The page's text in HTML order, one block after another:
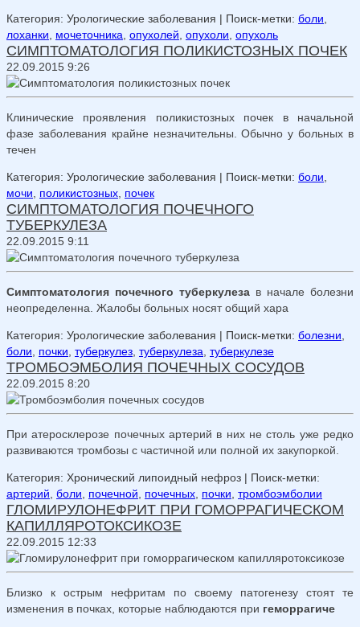
Категория: Урологические заболевания | Поиск-метки: боли
лоханки
мочеточника опухолей опухоли опухоль
СИМПТОМАТОЛОГИЯ ПОЛИКИСТОЗНЫХ ПОЧЕК
22.09.2015 9:26
Клинические проявления поликистозных почек в начальной
фазе заболевания крайне незначительны. Обычно у больных в
течен
Категория: Урологические заболевания | Поиск-метки: боли
мочи
поликистозных почек
СИМПТОМАТОЛОГИЯ ПОЧЕЧНОГО
ТУБЕРКУЛЕЗА
22.09.2015 9:11
Симптоматология почечного туберкулеза в начале болезни
неопределенна. Жалобы больных носят общий хара
Категория: Урологические заболевания | Поиск-метки: болезни
боли
почки туберкулез туберкулеза туберкулезе
ТРОМБОЭМБОЛИЯ ПОЧЕЧНЫХ СОСУДОВ
22.09.2015 8:20
При атеросклерозе почечных артерий в них не столь уже редко
развиваются тромбозы с частичной или полной их закупоркой.
Категория: Хронический липоидный нефроз | Поиск-метки:
артерий боли почечной почечных почки тромбоэмболии
ГЛОМИРУЛОНЕФРИТ ПРИ ГОМОРРАГИЧЕСКОМ
КАПИЛЛЯРОТОКСИКОЗЕ
22.09.2015 12:33
Близко к острым нефритам по своему патогенезу стоят те
изменения в почках, которые наблюдаются при геморрагиче